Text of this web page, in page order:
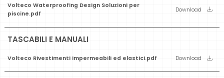
Volteco Waterproofing Design Soluzioni per
piscine.pdf
Download
TASCABILI E MANUALI
Volteco Rivestimenti impermeabili ed elastici.pdf Download